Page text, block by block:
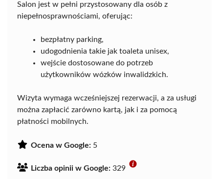
Salon jest w pełni przystosowany dla osób z
niepełnosprawnościami, oferując:
bezpłatny parking,
udogodnienia takie jak toaleta unisex,
wejście dostosowane do potrzeb
użytkowników wózków inwalidzkich.
Wizyta wymaga wcześniejszej rezerwacji, a za usługi
można zapłacić zarówno kartą, jak i za pomocą
płatności mobilnych.
Ocena w Google: 5
Liczba opinii w Google: 329